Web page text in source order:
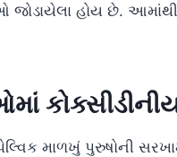
જોડાયેલા હોય છે.
માળખું પુરુષોની